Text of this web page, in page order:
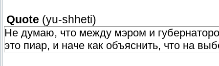
Quote (yu-shheti)
Не думаю, что между мэром и
это пиар, и наче как объяснить, что на